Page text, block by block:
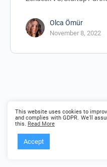
Olca Ömür
November 8, 2022
© 2026 - Founder Path - in
This website uses cookies to
and complies with GDPR. We'll
this. Read More
Accept